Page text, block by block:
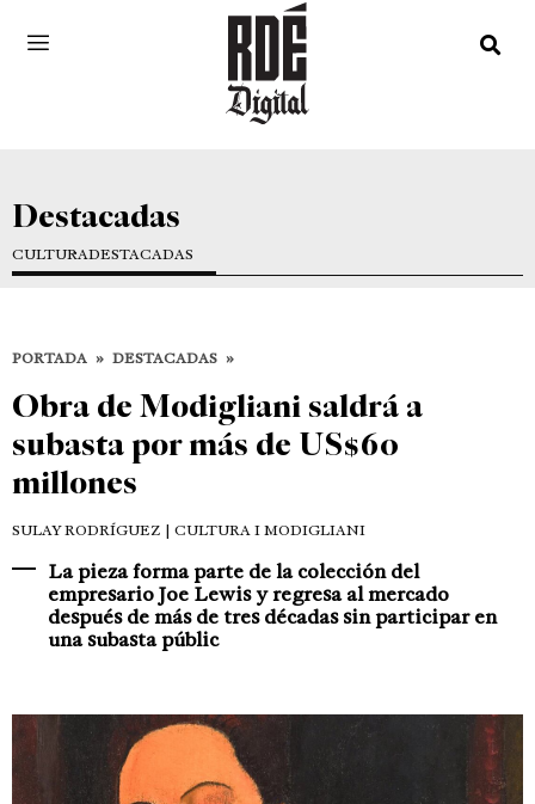
Destacadas
CULTURADESTACADAS
PORTADA » DESTACADAS »
Obra de Modigliani saldrá a
subasta por más de US$60
millones
SULAY RODRÍGUEZ | CULTURA I MODIGLIANI
La pieza forma parte de la colección del
empresario Joe Lewis y regresa al mercado
después de más de tres décadas sin participar en
una subasta públic